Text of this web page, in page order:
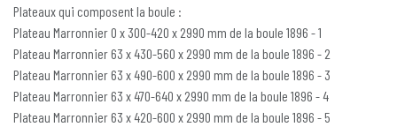
Plateaux qui composent la boule :
Plateau Marronnier 0 x 300-420 x 2990 mm de la boule 1896 - 1
Plateau Marronnier 63 x 430-560 x 2990 mm de la boule 1896 - 2
Plateau Marronnier 63 x 490-600 x 2990 mm de la boule 1896 - 3
Plateau Marronnier 63 x 470-640 x 2990 mm de la boule 1896 - 4
Plateau Marronnier 63 x 420-600 x 2990 mm de la boule 1896 - 5